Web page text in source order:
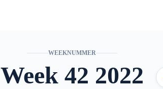
WEEKNUMMER
Week 42 2022